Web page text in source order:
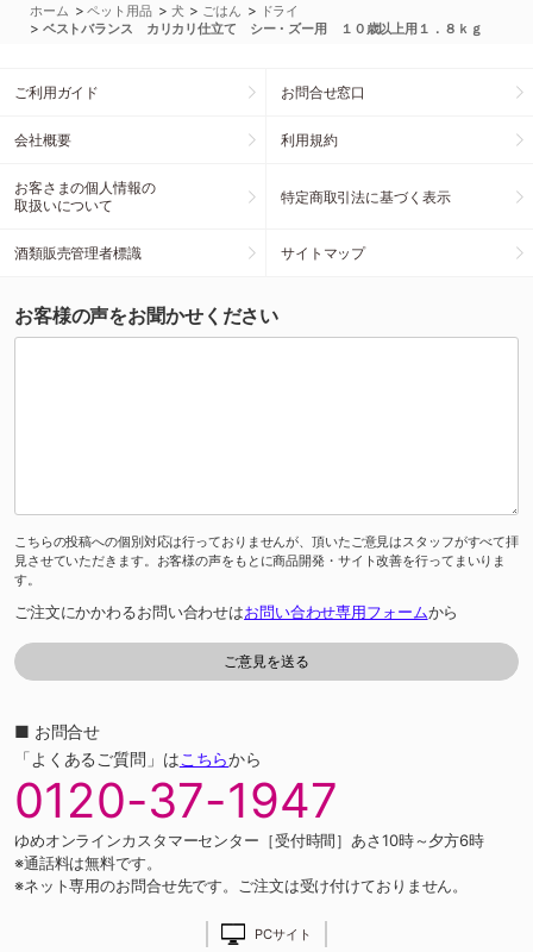
ホーム >ペット用品 > 犬 > ごはん > ドライ
> ベストバランス カリカリ仕立て シー・ズー用 １０歳以上用１．８ｋｇ
ご利用ガイド お問合せ窓口
会社概要 利用規約
お客さまの個人情報の
取扱いについて
特定商取引法に基づく表示
酒類販売管理者標識 サイトマップ
お客様の声をお聞かせください
こちらの投稿への個別対応は行っておりませんが、頂いたご意見はスタッフがすべて拝
見させていただきます。お客様の声をもとに商品開発・サイト改善を行ってまいりま
す。
ご注文にかかわるお問い合わせはお問い合わせ専用フォームから
■ お問合せ
「よくあるご質問」はこちらから
0120-37-1947
ゆめオンラインカスタマーセンター［受付時間］あさ10時～夕方6時
※通話料は無料です。
※ネット専用のお問合せ先です。ご注文は受け付けておりません。
PCサイト